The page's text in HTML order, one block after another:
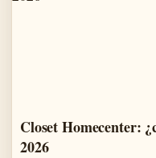
Closet Homecenter:
2026